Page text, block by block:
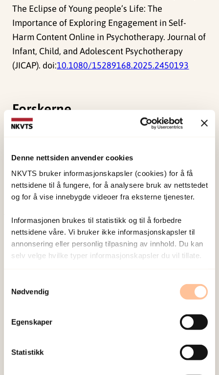
Denne nettsiden anvender cookies
NKVTS bruker informasjonskapsler (cookies) for å få
nettsidene til å fungere, for å analysere bruk av nettstedet
og for å vise innebygde videoer fra eksterne tjenester.
Informasjonen brukes til statistikk og til å forbedre
nettsidene våre. Vi bruker ikke informasjonskapsler til
annonsering eller personlig tilpasning av innhold. Du kan
selv velge hvilke typer informasjonskapsler du vil tillate.
Nødvendig
Egenskaper
Statistikk
The Eclipse of Young people’s Life: The
Importance of Exploring Engagement in Self-
Harm Content Online in Psychotherapy. Journal of
Infant, Child, and Adolescent Psychotherapy
(JICAP). doi:10.1080/15289168.2025.2450193
Forskerne
Publisert:19. mars 2026
Sist redigert:10. august 2026
NKVTS utvikler og sprer kunnskap og kompetanse
om vold og traumatisk stress. Formålet er å bidra
til å forebygge og redusere de helsemessige og
sosiale konsekvensene som vold og traumatisk